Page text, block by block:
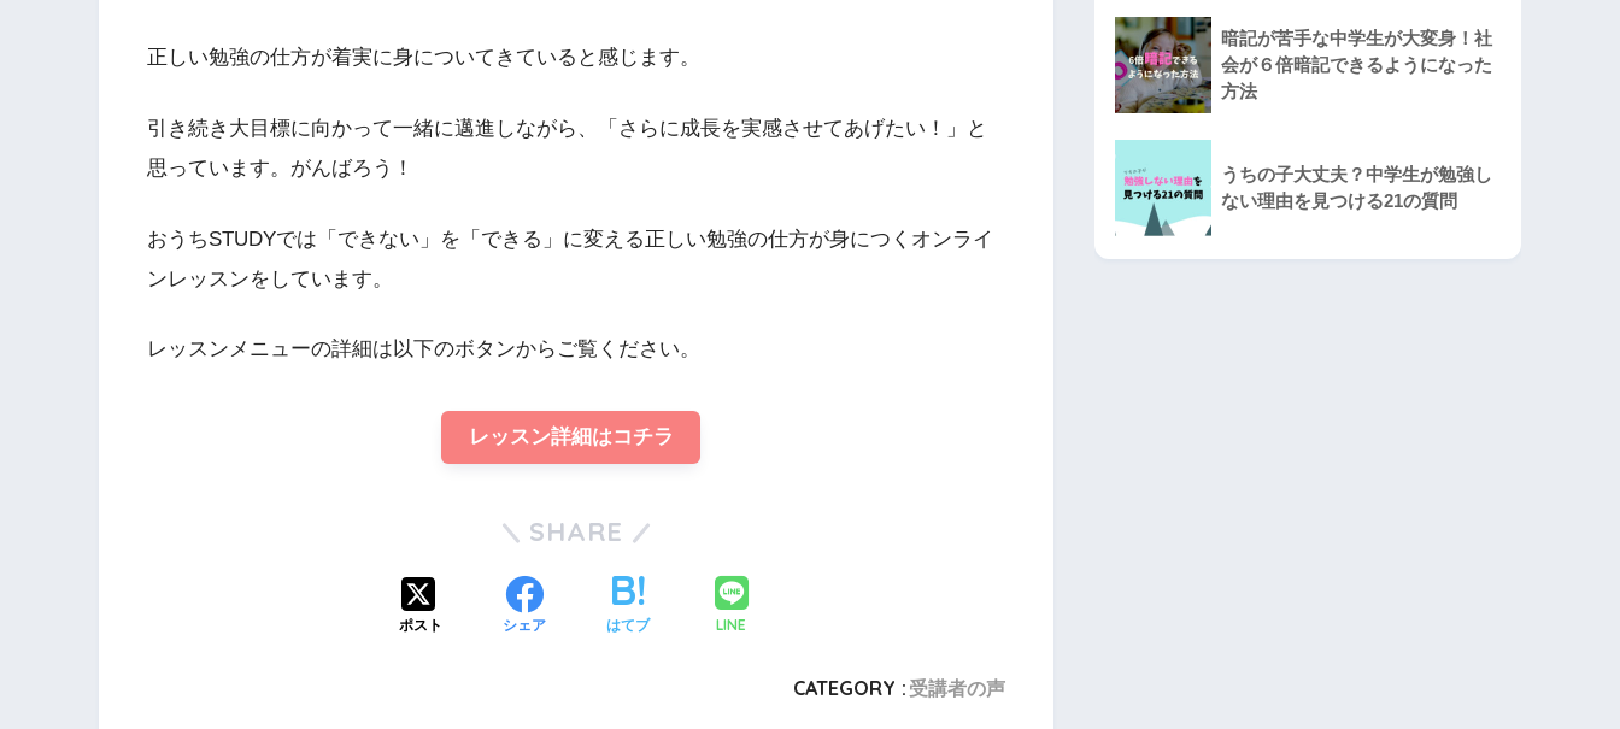
正しい勉強の仕方が着実に身についてきていると感じます。
引き続き大目標に向かって一緒に邁進しながら、「さらに成長を実感させてあげたい！」と
思っています。がんばろう！
おうちSTUDYでは「できない」を「できる」に変える正しい勉強の仕方が身につくオンライ
ンレッスンをしています。
レッスンメニューの詳細は以下のボタンからご覧ください。
レッスン詳細はコチラ
SHARE
ポスト シェア はてブ LINE
CATEGORY : 受講者の声
暗記が苦手な中学生が大変身！社
会が６倍暗記できるようになった
方法
うちの子大丈夫？中学生が勉強し
ない理由を見つける21の質問